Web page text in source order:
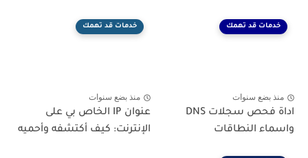
خدمات قد تهمك
منذ بضع سنوات
اداة فحص سجلات DNS
واسماء النطاقات
خدمات قد تهمك
منذ بضع سنوات
عنوان IP الخاص بي على
الإنترنت: كيف أكتشفه وأحميه